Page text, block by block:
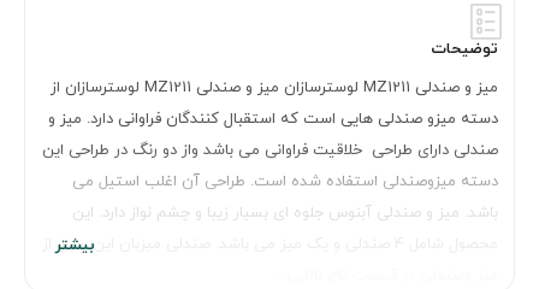
توضیحات
میز و صندلی MZ1211 لوسترسازان میز و صندلی MZ1211 لوسترسازان از
دسته میزو صندلی هایی است که استقبال کنندگان فراوانی دارد. میز و
صندلی دارای طراحی خلاقیت فراوانی می باشد واز دو رنگ در طراحی این
دسته میزوصندلی استفاده شده است. طراحی آن اغلب استیل می
باشد. میز و صندلی آبنوس جلوه ای بسیار زیبا و چشم نواز دارد. این
محصول شامل 4 صندلی و یک میز می باشد. صندلی میزبان این سری از